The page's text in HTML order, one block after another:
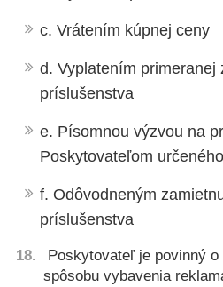
c. Vrátením kúpnej ceny
d. Vyplatením primeranej
príslušenstva
e. Písomnou výzvou na
Poskytovateľom
f. Odôvodneným
príslušenstva
Poskytovateľ je povinný
spôsobu vybavenia